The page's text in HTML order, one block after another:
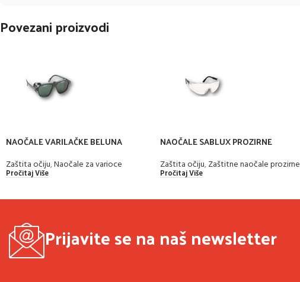
Povezani proizvodi
NAOČALE VARILAČKE BELUNA
Zaštita očiju,Naočale za varioce
Pročitaj Više
NAOČALE SABLUX PROZIRNE
Zaštita očiju,Zaštitne naočale prozirne
Pročitaj Više
Prijavite se na naš newsletter